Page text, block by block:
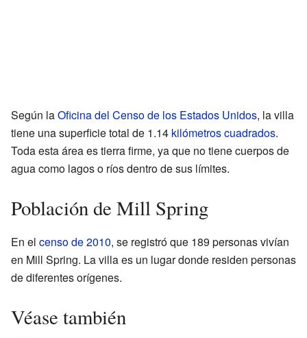
Según laOficina del Censo de los Estados Unidos, la villa
tiene una superficie total de 1.14 kilómetros cuadrados.
Toda esta área es tierra firme, ya que no tiene cuerpos de
agua como lagos o ríos dentro de sus límites.
Población de Mill Spring
En el censo de 2010, se registró que 189 personas vivían
en Mill Spring. La villa es un lugar donde residen personas
de diferentes orígenes.
Véase también